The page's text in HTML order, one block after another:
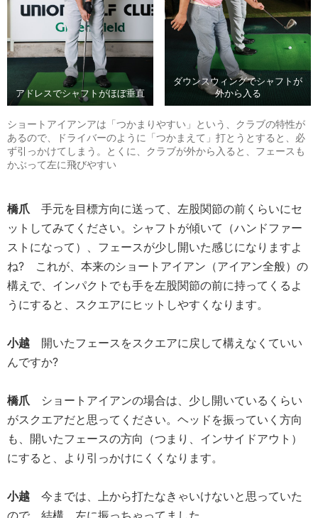
アドレスでシャフトがほぼ垂直
ダウンスウィングでシャフトが
外から入る
ショートアイアンアは「つかまりやすい」という、クラブの特性が
あるので、ドライバーのように「つかまえて」打とうとすると、必
ず引っかけてしまう。とくに、クラブが外から入ると、フェースも
かぶって左に飛びやすい
橋爪 手元を目標方向に送って、左股関節の前くらいにセ
ットしてみてください。シャフトが傾いて（ハンドファー
ストになって）、フェースが少し開いた感じになりますよ
ね? これが、本来のショートアイアン（アイアン全般）の
構えで、インパクトでも手を左股関節の前に持ってくるよ
うにすると、スクエアにヒットしやすくなります。
小越 開いたフェースをスクエアに戻して構えなくていい
んですか?
橋爪 ショートアイアンの場合は、少し開いているくらい
がスクエアだと思ってください。ヘッドを振っていく方向
も、開いたフェースの方向（つまり、インサイドアウト）
にすると、より引っかけにくくなります。
小越 今までは、上から打たなきゃいけないと思っていた